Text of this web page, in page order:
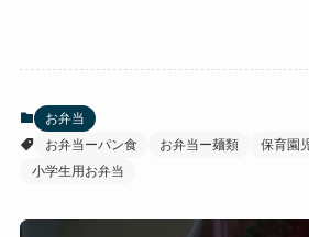
お弁当
お弁当ーパン食
お弁当ー麺類
保育園
小学生用お弁当